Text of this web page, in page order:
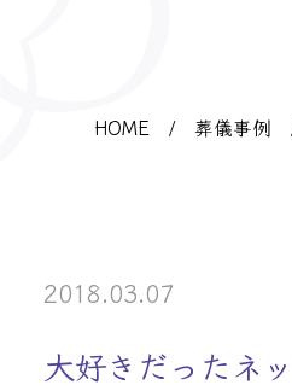
HOME / 葬儀事例
2018.03.07
大好きだったネ